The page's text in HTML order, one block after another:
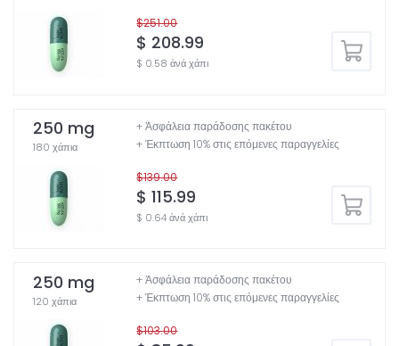
$251.00
$ 208.99
$ 0.58 ἀνά χάπι
250 mg
180 χάπια
$139.00
$ 115.99
$ 0.64 ἀνά χάπι
+ Ἀσφάλεια παράδοσης πακέτου
+ Έκπτωση 10% στις επόμενες παραγγελίες
250 mg
120 χάπια
$103.00
+ Ἀσφάλεια παράδοσης πακέτου
+ Έκπτωση 10% στις επόμενες παραγγελίες